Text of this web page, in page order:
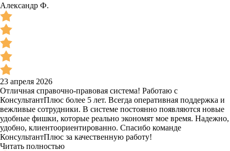
Александр Ф.
23 апреля 2026
Отличная справочно-правовая система! Работаю с
КонсультантПлюс более 5 лет. Всегда оперативная поддержка и
вежливые сотрудники. В системе постоянно появляются новые
удобные фишки, которые реально экономят мое время. Надежно,
удобно, клиентоориентированно. Спасибо команде
КонсультантПлюс за качественную работу!
Читать полностью